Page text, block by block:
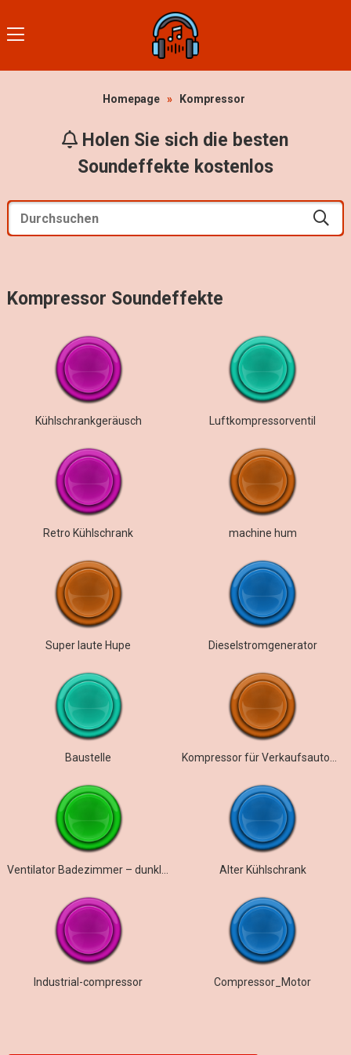
Homepage » Kompressor
Holen Sie sich die besten
Soundeffekte kostenlos
Kompressor Soundeffekte
Kühlschrankgeräusch Luftkompressorventil
Retro Kühlschrank machine hum
Super laute Hupe Dieselstromgenerator
Baustelle
Alter Kühlschrank
Industrial-compressor Compressor_Motor